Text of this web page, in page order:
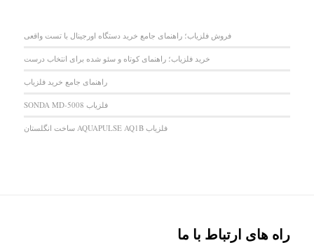
فروش فلزیاب؛ راهنمای جامع خرید دستگاه اورجینال با تست واقعی
خرید فلزیاب؛ راهنمای کوتاه و سئو شده برای انتخاب درست
راهنمای جامع خرید فلزیاب
فلزیاب SONDA MD-5008
فلزیاب AQUAPULSE AQ1B ساخت انگلستان
راه های ارتباط با ما